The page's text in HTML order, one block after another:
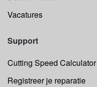
Vacatures
Support
Cutting Speed Calculator
Registreer je reparatie